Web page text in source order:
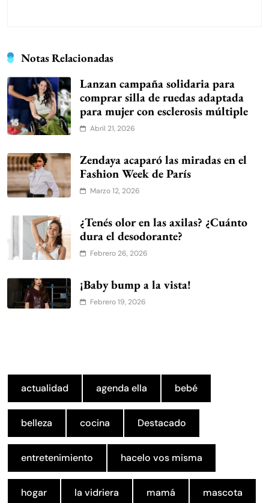
Notas Relacionadas
Lanzan campaña solidaria para
comprar silla de ruedas adaptada
para mujer con esclerosis múltiple
Abril 21, 2026
Zendaya acaparó las miradas en el
Fashion Week de París
Marzo 12, 2026
¿Tenés olor en las axilas? ¿Cuánto
dura el desodorante?
Febrero 26, 2026
¡Baby bump a la vista!
Febrero 19, 2026
actualidad agenda ella bebé
belleza cocina Destacado
entretenimiento hacelo vos misma
hogar la vidriera mamá mascota